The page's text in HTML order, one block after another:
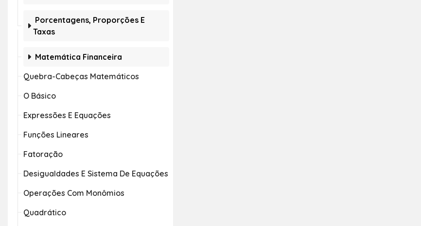
Porcentagens, Proporções E
Taxas
Matemática Financeira
Quebra-Cabeças Matemáticos
O Básico
Expressões E Equações
Funções Lineares
Fatoração
Desigualdades E Sistema De Equações
Operações Com Monômios
Quadrático